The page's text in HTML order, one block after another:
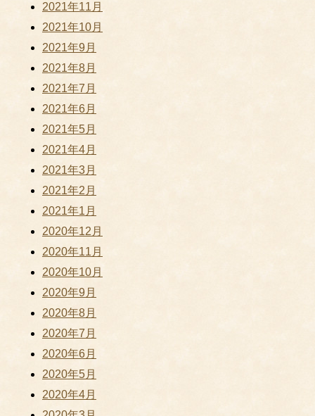
2021年11月
2021年10月
2021年9月
2021年8月
2021年7月
2021年6月
2021年5月
2021年4月
2021年3月
2021年2月
2021年1月
2020年12月
2020年11月
2020年10月
2020年9月
2020年8月
2020年7月
2020年6月
2020年5月
2020年4月